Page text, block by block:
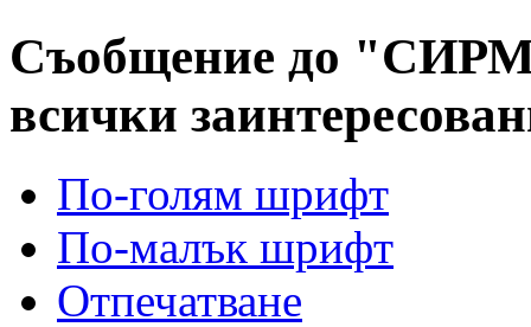
Съобщение до
всички
По-голям шрифт
По-малък шрифт
Отпечатване